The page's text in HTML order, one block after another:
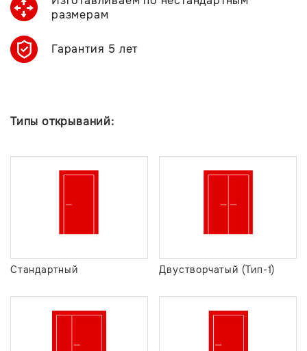
размерам
Гарантия 5 лет
Типы открываний:
Стандартный Двустворчатый (Тип-1)